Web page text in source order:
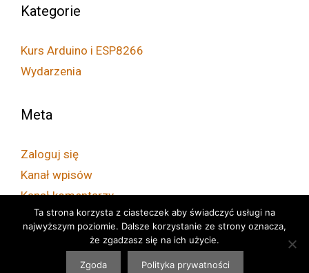
Kategorie
Kurs Arduino i ESP8266
Wydarzenia
Meta
Zaloguj się
Kanał wpisów
Kanał komentarzy
WordPress.org
Ta strona korzysta z ciasteczek aby świadczyć usługi na
najwyższym poziomie. Dalsze korzystanie ze strony oznacza,
że zgadzasz się na ich użycie.
Zgoda Polityka prywatności